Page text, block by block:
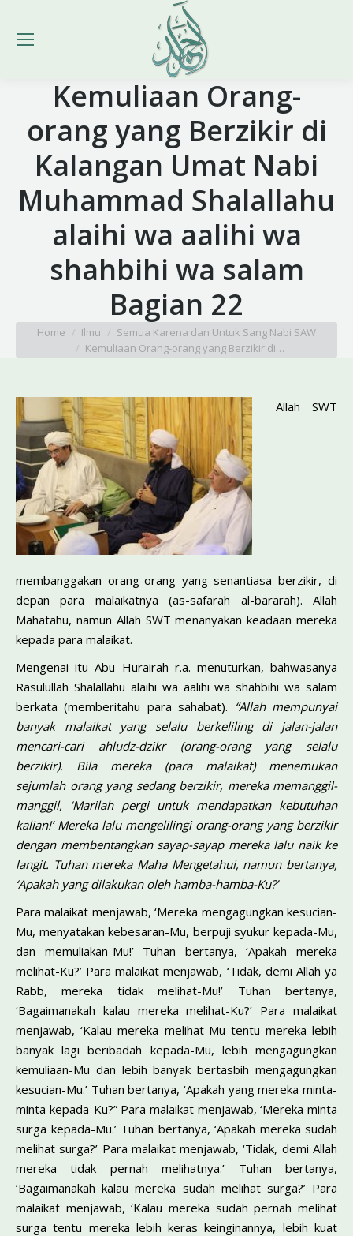
Kemuliaan Orang-
orang yang Berzikir di
Kalangan Umat Nabi
Muhammad Shalallahu
alaihi wa aalihi wa
shahbihi wa salam
Bagian 22
You are here:
Home Ilmu
Semua Karena dan Untuk Sang Nabi SAW
Kemuliaan Orang-orang yang Berzikir di…
Allah SWT
membanggakan orang-orang yang senantiasa berzikir, di
depan para malaikatnya (as-safarah al-bararah). Allah
Mahatahu, na­mun Allah SWT menanyakan keadaan mereka
kepada para malaikat.
Mengenai itu Abu Hurairah r.a. menuturkan, bahwasanya
Ra­sulullah Shalallahu alaihi wa aalihi wa shahbihi wa salam
berkata (memberitahu para sahabat). “Allah mempunyai
banyak malaikat yang selalu berkeliling di jalan-jalan
mencari-cari ahludz-dzikr (orang-orang yang selalu
berzikir). Bila mereka (para malaikat) menemukan
sejumlah orang yang sedang berzikir, mereka memanggil-
manggil, ‘Marilah pergi untuk mendapatkan kebutuhan
kalian!’ Mere­ka lalu mengelilingi orang-orang yang berzikir
dengan membentangkan sayap-sayap mereka lalu naik ke
langit. Tuhan mereka Maha Mengeta­hui, namun bertanya,
‘Apakah yang dilakukan oleh hamba-hamba-Ku?’
Para malaikat menjawab, ‘Mereka mengagungkan kesucian-
Mu, menya­takan kebesaran-Mu, berpuji syukur kepada-Mu,
dan memuliakan-Mu!’ Tuhan bertanya, ‘Apakah mereka
melihat-Ku?’ Para malaikat menja­wab, ‘Tidak, demi Allah ya
Rabb, mereka tidak melihat-Mu!’ Tuhan bertanya,
‘Bagaimanakah kalau mereka melihat-Ku?’ Para malaikat
men­jawab, ‘Kalau mereka melihat-Mu tentu mereka lebih
banyak lagi beriba­dah kepada-Mu, lebih mengagungkan
kemuliaan-Mu dan lebih banyak bertasbih mengagungkan
kesucian-Mu.’ Tuhan bertanya, ‘Apakah yang mereka minta-
minta kepada-Ku?” Para malaikat menjawab, ‘Mereka minta
surga kepada-Mu.’ Tuhan bertanya, ‘Apakah mereka sudah
meli­hat surga?’ Para malaikat menjawab, ‘Tidak, demi Allah
mereka tidak pernah melihatnya.’ Tuhan bertanya,
‘Bagaimanakah kalau mereka su­dah melihat surga?’ Para
malaikat menjawab, ‘Kalau mereka sudah per­nah melihat
surga tentu mereka lebih keras keinginannya, lebih kuat